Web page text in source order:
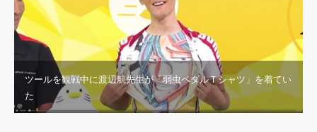
ツールを観戦中に渡辺航先生が「弱虫ペダルＴシャツ」を着てい
た